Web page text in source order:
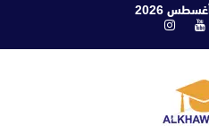
يوتيوبانستغرام